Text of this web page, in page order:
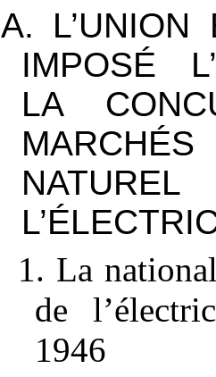
A. L’UNION
IMPOSÉ
LA
1. La
de
1946